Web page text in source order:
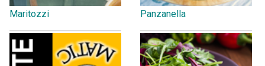
Maritozzi Panzanella